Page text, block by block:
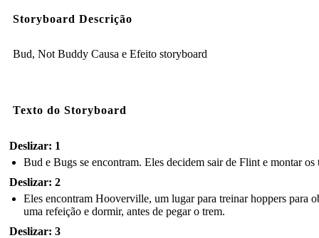
Storyboard Descrição
Bud, Not Buddy Causa e Efeito storyboard
Texto do Storyboard
Deslizar: 1
Bud e Bugs se encontram. Eles decidem sair de Flint e montar os
Deslizar: 2
Eles encontram Hooverville, um lugar para treinar hoppers para
uma refeição e dormir, antes de pegar o trem.
Deslizar: 3